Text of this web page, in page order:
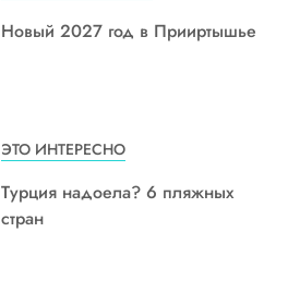
Новый 2027 год в Прииртышье
ЭТО ИНТЕРЕСНО
Турция надоела? 6 пляжных
стран